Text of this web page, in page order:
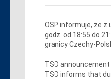
OSP informuje, że z
godz. od 18:55 do
granicy Czechy-
TSO
TSO informs that